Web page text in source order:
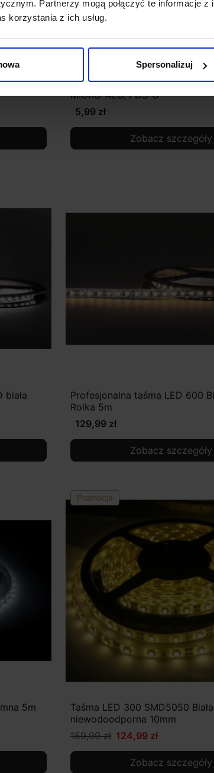
Partnerzy mogą połączyć te informacje
korzystania z ich usług.
Spersonalizuj
Mocownik ocynk dla profilu
MICRO-ALU, PDS-O
5,99 zł
Zobacz szczegóły
biała
Profesjonalna taśma LED 600
Rolka 5m
129,99 zł
Zobacz szczegóły
5m
Promocja
Taśma LED 300 SMD5050
niewodoodporna 10mm
159,99 zł 124,99 zł
Zobacz szczegóły